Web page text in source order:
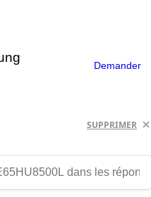
Demander
SUPPRIMER